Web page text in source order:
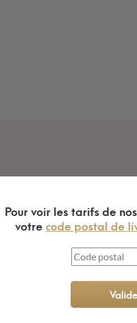
Pour voir les tarifs de
votre code postal de